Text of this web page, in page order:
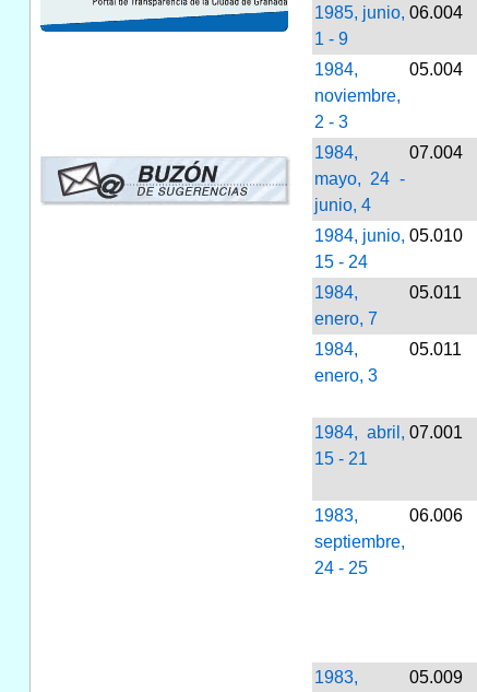
1985, junio,
1 - 9
06.004
1984,
noviembre,
2 - 3
05.004
1984,
mayo, 24 -
junio, 4
07.004
1984, junio,
15 - 24
05.010
1984,
enero, 7
05.011
1984,
enero, 3
05.011
1984, abril,
15 - 21
07.001
1983,
septiembre,
24 - 25
06.006
1983,
05.009